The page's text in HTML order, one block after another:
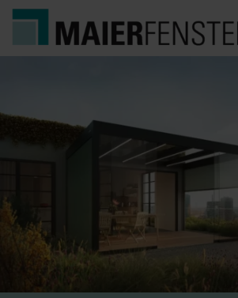
zur Top-Navigation
zur Hauptnavigation
Inhalt springen
zum Footer
Hauptnavigation